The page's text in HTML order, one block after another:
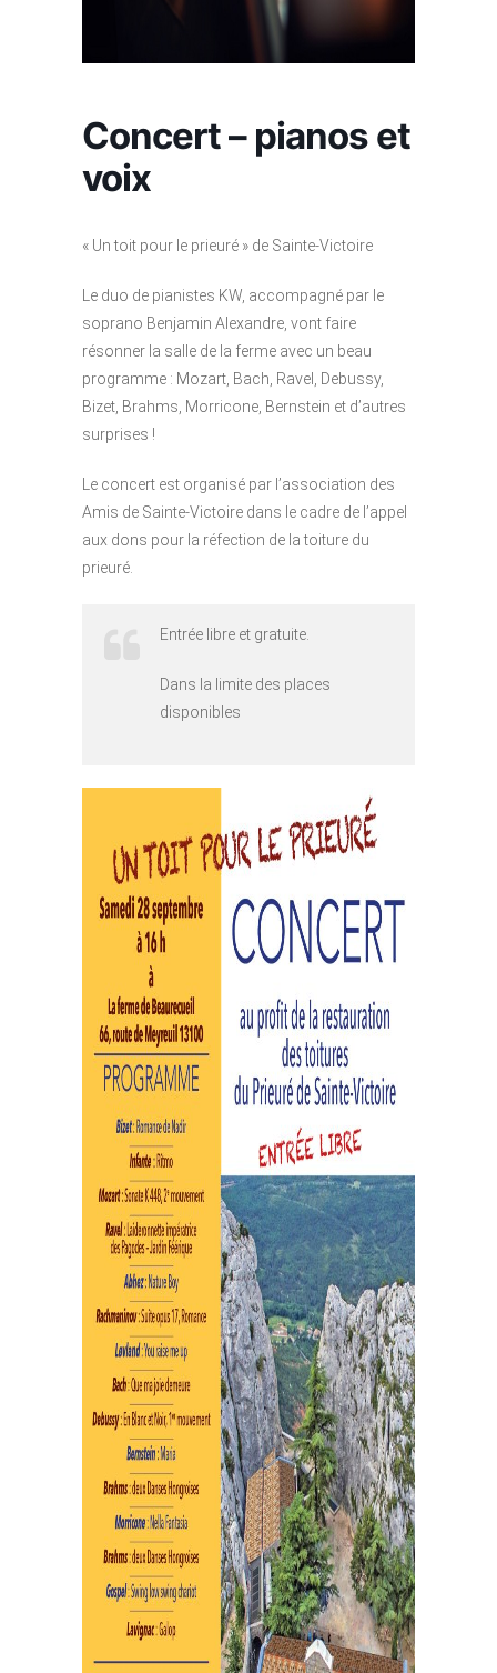
Concert – pianos et
voix
« Un toit pour le prieuré » de Sainte-Victoire
Le duo de pianistes KW, accompagné par le
soprano Benjamin Alexandre, vont faire
résonner la salle de la ferme avec un beau
programme : Mozart, Bach, Ravel, Debussy,
Bizet, Brahms, Morricone, Bernstein et d’autres
surprises !
Le concert est organisé par l’association des
Amis de Sainte-Victoire dans le cadre de l’appel
aux dons pour la réfection de la toiture du
prieuré.
Entrée libre et gratuite.
Dans la limite des places
disponibles